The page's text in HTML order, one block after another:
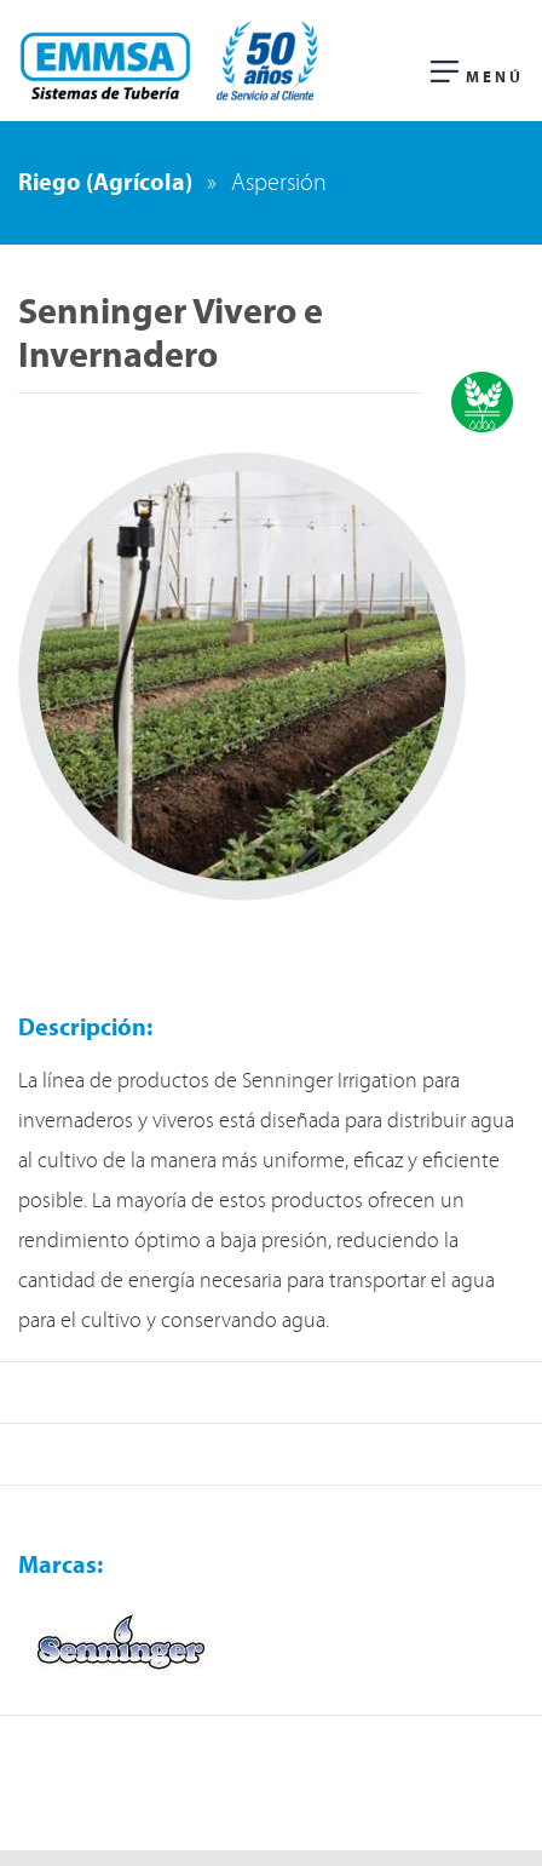
MENÚ
Riego (Agrícola) » Aspersión
Senninger Vivero e
Invernadero
Descripción:
La línea de productos de Senninger Irrigation para
invernaderos y viveros está diseñada para distribuir agua
al cultivo de la manera más uniforme, eficaz y eficiente
posible. La mayoría de estos productos ofrecen un
rendimiento óptimo a baja presión, reduciendo la
cantidad de energía necesaria para transportar el agua
para el cultivo y conservando agua.
Marcas: